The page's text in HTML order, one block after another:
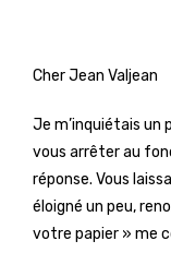
Cher Jean Valjean
Je m’inquiétais un
vous arrêter au
réponse. Vous
éloigné un peu,
votre papier » me